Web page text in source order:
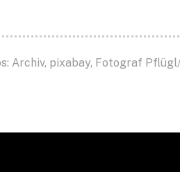
Archiv, pixabay, Fotograf